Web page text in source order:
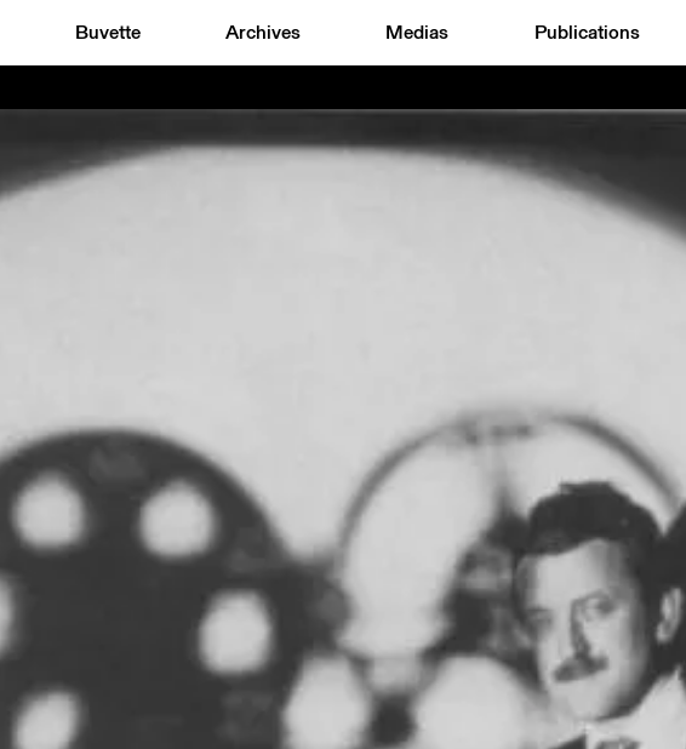
Buvette Archives Medias Publications